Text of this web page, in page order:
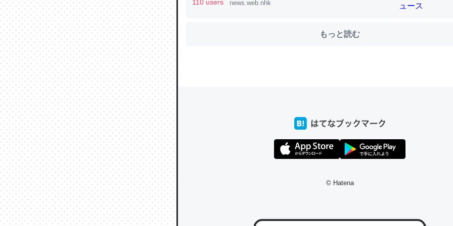
ちょうど同じ理由でEcho Show 8を設定中でした。PrimeとかSpotifyを支払う
を実質100倍以上に伸ばす効果があるはず……
110 users news.web.nhk
もっと読む
© Hatena